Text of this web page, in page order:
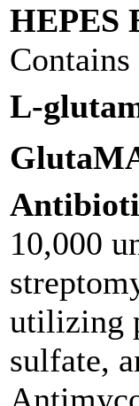
HEPES
L-
10,000
utilizing
sulfate,